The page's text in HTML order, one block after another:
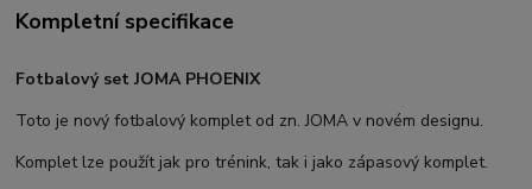
Kompletní specifikace
Fotbalový set JOMA PHOENIX
Toto je nový fotbalový komplet od zn. JOMA v novém designu.
Komplet lze použít jak pro trénink, tak i jako zápasový komplet.